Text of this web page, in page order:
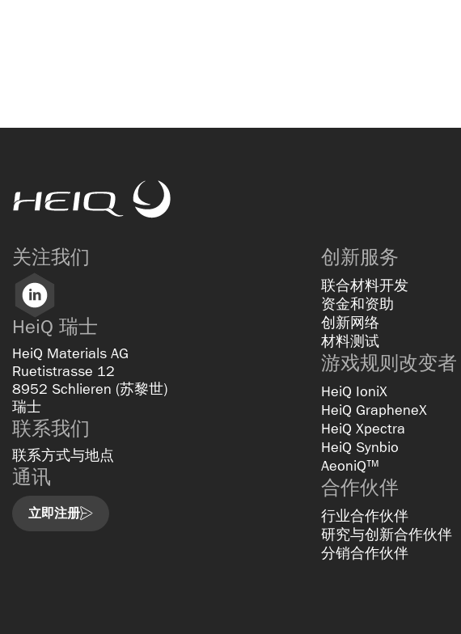
关注我们
LinkedIn
HeiQ 瑞士
HeiQ Materials AG
Ruetistrasse 12
8952 Schlieren (苏黎世)
瑞士
联系我们
联系方式与地点
通讯
立即注册
创新服务
联合材料开发
资金和资助
创新网络
材料测试
游戏规则改变者
HeiQ IoniX
HeiQ GrapheneX
HeiQ Xpectra
HeiQ Synbio
AeoniQ™
合作伙伴
行业合作伙伴
研究与创新合作伙伴
分销合作伙伴